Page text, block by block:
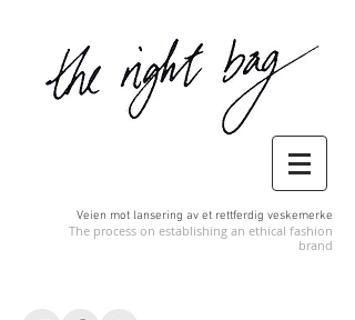
Veien mot lansering av et rettferdig veskemerke
The process on establishing an ethical fashion
brand